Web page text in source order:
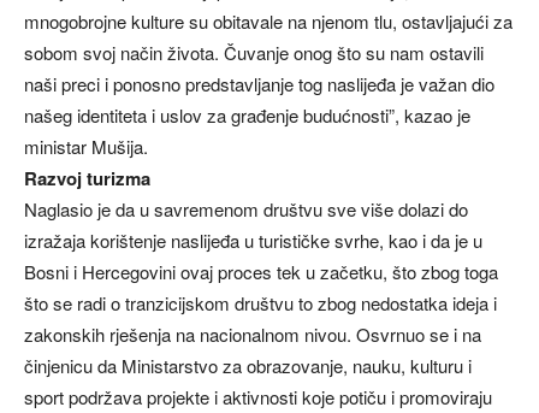
mnogobrojne kulture su obitavale na njenom tlu, ostavljajući za
sobom svoj način života. Čuvanje onog što su nam ostavili
naši preci i ponosno predstavljanje tog naslijeđa je važan dio
našeg identiteta i uslov za građenje budućnosti”, kazao je
ministar Mušija.
Razvoj turizma
Naglasio je da u savremenom društvu sve više dolazi do
izražaja korištenje naslijeđa u turističke svrhe, kao i da je u
Bosni i Hercegovini ovaj proces tek u začetku, što zbog toga
što se radi o tranzicijskom društvu to zbog nedostatka ideja i
zakonskih rješenja na nacionalnom nivou. Osvrnuo se i na
činjenicu da Ministarstvo za obrazovanje, nauku, kulturu i
sport podržava projekte i aktivnosti koje potiču i promoviraju